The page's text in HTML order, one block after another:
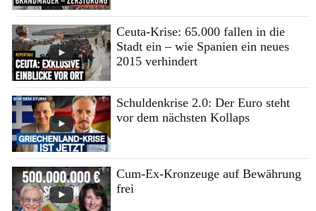
Ceuta-Krise: 65.000 fallen in die
Stadt ein – wie Spanien ein neues
2015 verhindert
Schuldenkrise 2.0: Der Euro steht
vor dem nächsten Kollaps
Cum-Ex-Kronzeuge auf Bewährung
frei